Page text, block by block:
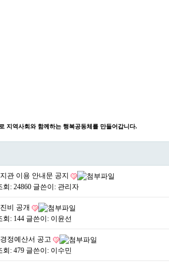
지역사회와 함께하는 행복공동체를 만들어갑니다.
관 이용 안내문 공지
회: 24860 글쓴이: 관리자
비 공개
회: 144 글쓴이: 이윤선
정예산서 공고
회: 479 글쓴이: 이수민